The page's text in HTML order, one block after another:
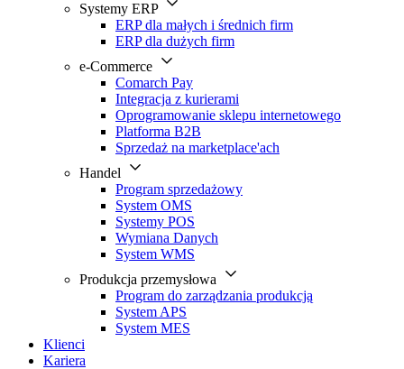
Systemy ERP
ERP dla małych i średnich firm
ERP dla dużych firm
e-Commerce
Comarch Pay
Integracja z kurierami
Oprogramowanie sklepu internetowego
Platforma B2B
Sprzedaż na marketplace'ach
Handel
Program sprzedażowy
System OMS
Systemy POS
Wymiana Danych
System WMS
Produkcja przemysłowa
Program do zarządzania produkcją
System APS
System MES
Klienci
Kariera